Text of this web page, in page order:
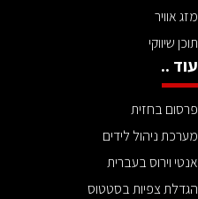
מזג אוויר
תוכן שיווקי
עוד ..
פרסום בחזית
מערכת ניהול לידים
אנטי וירוס בעברית
הגדלת צפיות בסטטוס